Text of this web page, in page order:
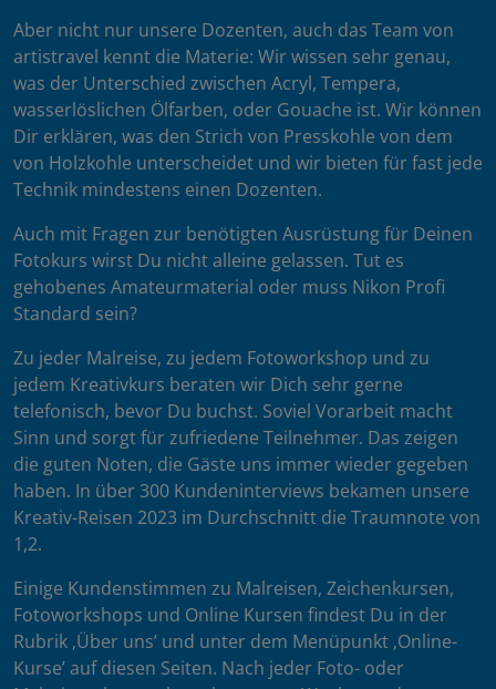
Aber nicht nur unsere Dozenten, auch das Team von
artistravel kennt die Materie: Wir wissen sehr genau,
was der Unterschied zwischen Acryl, Tempera,
wasserlöslichen Ölfarben, oder Gouache ist. Wir können
Dir erklären, was den Strich von Presskohle von dem
von Holzkohle unterscheidet und wir bieten für fast jede
Technik mindestens einen Dozenten.
Auch mit Fragen zur benötigten Ausrüstung für Deinen
Fotokurs wirst Du nicht alleine gelassen. Tut es
gehobenes Amateurmaterial oder muss Nikon Profi
Standard sein?
Zu jeder Malreise, zu jedem Fotoworkshop und zu
jedem Kreativkurs beraten wir Dich sehr gerne
telefonisch, bevor Du buchst. Soviel Vorarbeit macht
Sinn und sorgt für zufriedene Teilnehmer. Das zeigen
die guten Noten, die Gäste uns immer wieder gegeben
haben. In über 300 Kundeninterviews bekamen unsere
Kreativ-Reisen 2023 im Durchschnitt die Traumnote von
1,2.
Einige Kundenstimmen zu Malreisen, Zeichenkursen,
Fotoworkshops und Online Kursen findest Du in der
Rubrik ‚Über uns’ und unter dem Menüpunkt ‚Online-
Kurse’ auf diesen Seiten. Nach jeder Foto- oder